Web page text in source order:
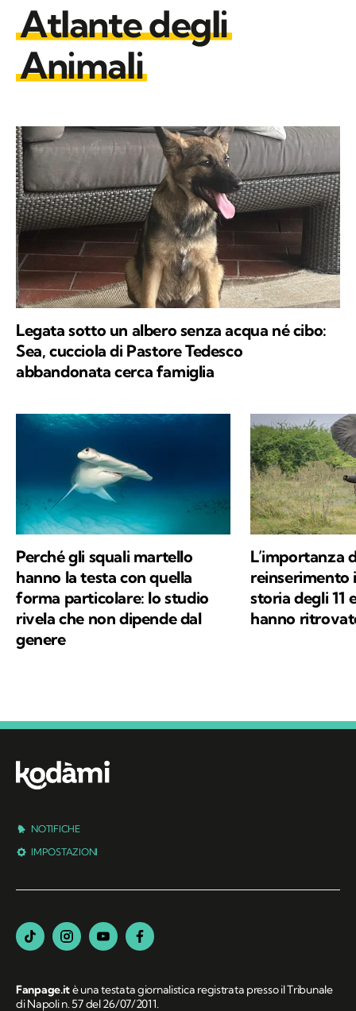
Atlante degli
Animali
Legata sotto un albero senza acqua né cibo:
Sea, cucciola di Pastore Tedesco
abbandonata cerca famiglia
Perché gli squali martello
hanno la testa con quella
forma particolare: lo studio
rivela che non dipende dal
genere
L’importanza
reinserimento
storia degli 11
hanno
NOTIFICHE
IMPOSTAZIONI
Fanpage.itè una testata giornalistica registrata presso il Tribunale
di Napoli n. 57 del 26/07/2011.